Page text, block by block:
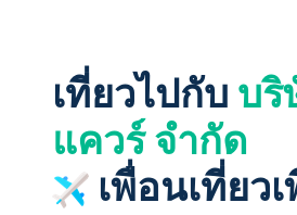
เที่ยวไปกับ บริ
แควร์ จำกัด
เพื่อนเที่ย